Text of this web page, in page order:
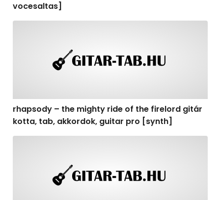
vocesaltas]
rhapsody – the mighty ride of the firelord gitár
kotta, tab, akkordok, guitar pro [synth]